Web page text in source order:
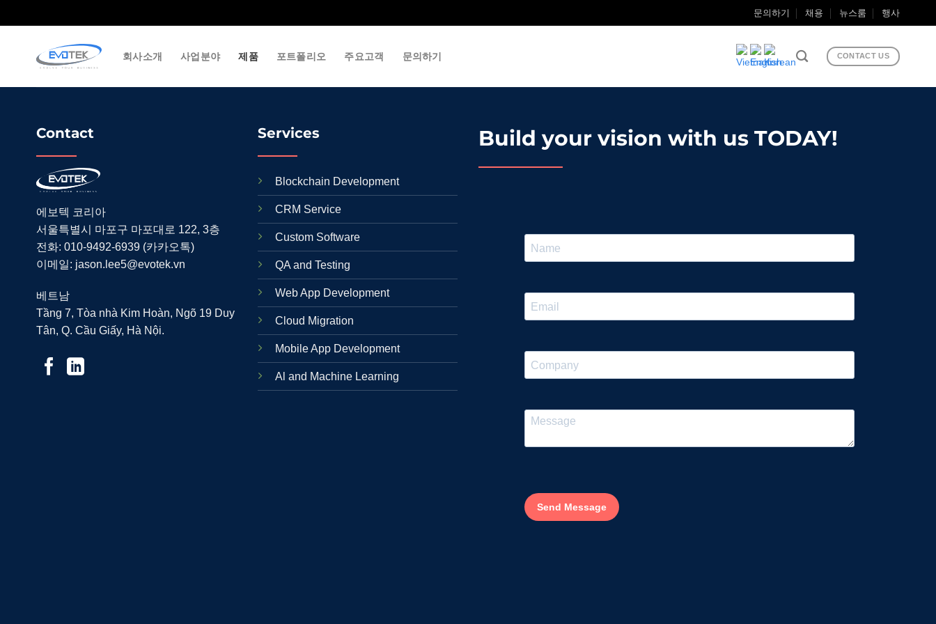
to
문의하기 채용 뉴스룸 행사
회사소개 사업분야 제품 포트폴리오 주요고객 문의하기 CONTACT US
Contact
에보텍 코리아
서울특별시 마포구 마포대로 122, 3층
전화: 010-9492-6939 (카카오톡)
이메일: jason.lee5@evotek.vn
베트남
Tầng 7, Tòa nhà Kim Hoàn, Ngõ 19 Duy
Tân, Q. Cầu Giấy, Hà Nội.
Services
Blockchain Development
CRM Service
Custom Software
QA and Testing
Web App Development
Cloud Migration
Mobile App Development
Al and Machine Learning
Build your vision with us TODAY!